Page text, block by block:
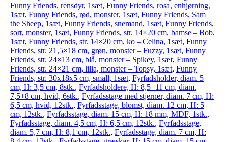
Funny Friends, rensdyr, 1sæt, Funny Friends, rosa, enhjørning,
1sæt, Funny Friends, rød, monster, 1sæt, Funny Friends, Sam
the Sheep, 1sæt, Funny Friends, snemand, 1sæt, Funny Friends,
sort, monster, 1sæt, Funny Friends, str. 14×20 cm, bamse – Bob,
1sæt, Funny Friends, str. 14×20 cm, ko – Celina, 1sæt, Funny
Friends, str. 21,5×18 cm, grøn, monster – Fuzzy, 1sæt, Funny
Friends, str. 24×13 cm, blå, monster – Spikey, 1sæt, Funny
Friends, str. 24×21 cm, lilla, monster – Topsy, 1sæt, Funny
Friends, str. 30x18x5 cm, small, 1sæt, Fyrfadsholder, diam. 5
cm, H: 3,5 cm, 8stk., Fyrfadsholdere, H: 8,5+11 cm, diam.
7,5+8 cm, hvid, 6stk., Fyrfadsstage med stjerner, diam. 7 cm, H:
6,5 cm, hvid, 12stk., Fyrfadsstage, blomst, diam. 12 cm, H: 5
cm, 12stk., Fyrfadsstage, diam. 15 cm, H: 18 mm, MDF, 1stk.,
Fyrfadsstage, diam. 4,5 cm, H: 6,5 cm, 12stk., Fyrfadsstage,
diam. 5,7 cm, H: 8,1 cm, 12stk., Fyrfadsstage, diam. 7 cm, H: